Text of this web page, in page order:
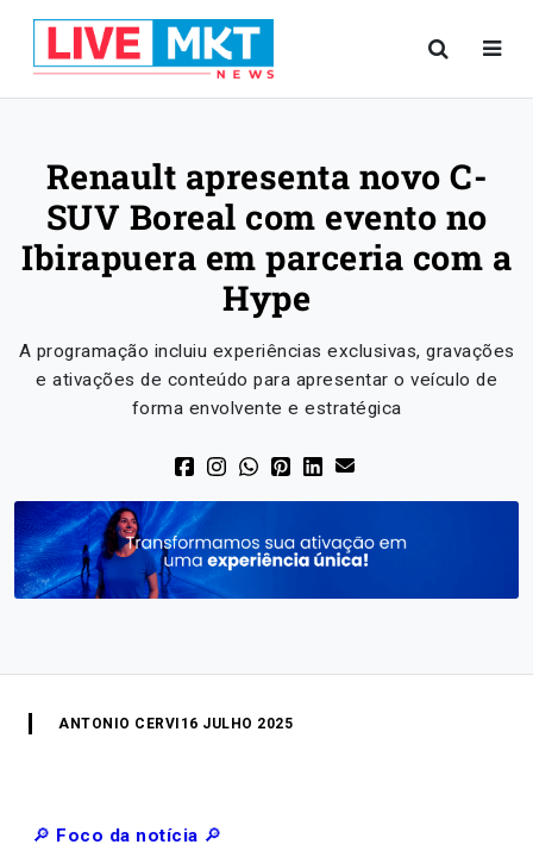
Renault apresenta novo C-
SUV Boreal com evento no
Ibirapuera em parceria com a
Hype
A programação incluiu experiências exclusivas, gravações
e ativações de conteúdo para apresentar o veículo de
forma envolvente e estratégica
ANTONIO CERVI 16 JULHO 2025
🔎 Foco da notícia 🔎